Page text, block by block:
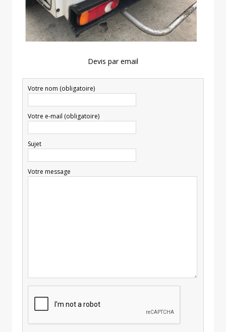
Devis par email
Votre nom (obligatoire)
Votre e-mail (obligatoire)
Sujet
Votre message